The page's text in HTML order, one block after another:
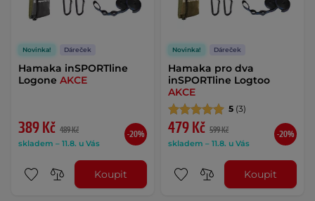
Novinka! Dáreček
Hamaka inSPORTline
Logone AKCE
389 Kč 489 Kč
skladem – 11.8. u Vás
-20%
Koupit
Novinka! Dáreček
Hamaka pro dva
inSPORTline Logtoo
AKCE
5 (3)
479 Kč 599 Kč
skladem – 11.8. u Vás
-20%
Koupit